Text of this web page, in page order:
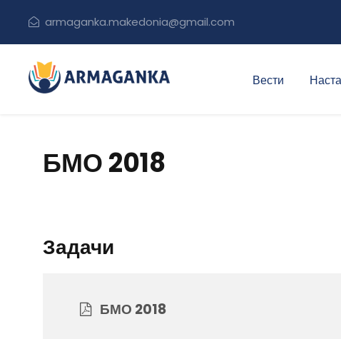
armaganka.makedonia@gmail.com
Вести
БМО 2018
Задачи
БМО 2018